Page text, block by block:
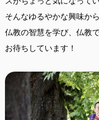
そんなゆるやかな興味か
仏教の智慧を学び、仏教
お待ちしています！